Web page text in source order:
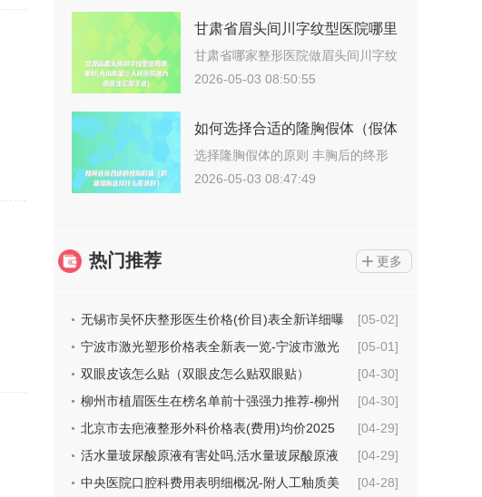
甘肃省眉头间川字纹型医院哪里
好(天水市第三人民医院潜力股
医生汇聚于此)
甘肃省哪家整形医院做眉头间川字纹
更好？说…
2026-05-03 08:50:55
如何选择合适的隆胸假体（假体
隆胸选择什么形状好）
选择隆胸假体的原则 丰胸后的终形
态取决…
2026-05-03 08:47:49
热门推荐 更多
[05-02]
无锡市吴怀庆整形医生价格(价目)表全新详细曝
光
[05-01]
宁波市激光塑形价格表全新表一览-宁波市激光
塑形价格行情
[04-30]
双眼皮该怎么贴（双眼皮怎么贴双眼贴）
[04-30]
柳州市植眉医生在榜名单前十强强力推荐-柳州
市植眉整形医生
[04-29]
北京市去疤液整形外科价格表(费用)均价2025
一览-北京市去疤液具体费用是多少钱
[04-29]
活水量玻尿酸原液有害处吗,活水量玻尿酸原液
术的坏处
[04-28]
中央医院口腔科费用表明细概况-附人工釉质美